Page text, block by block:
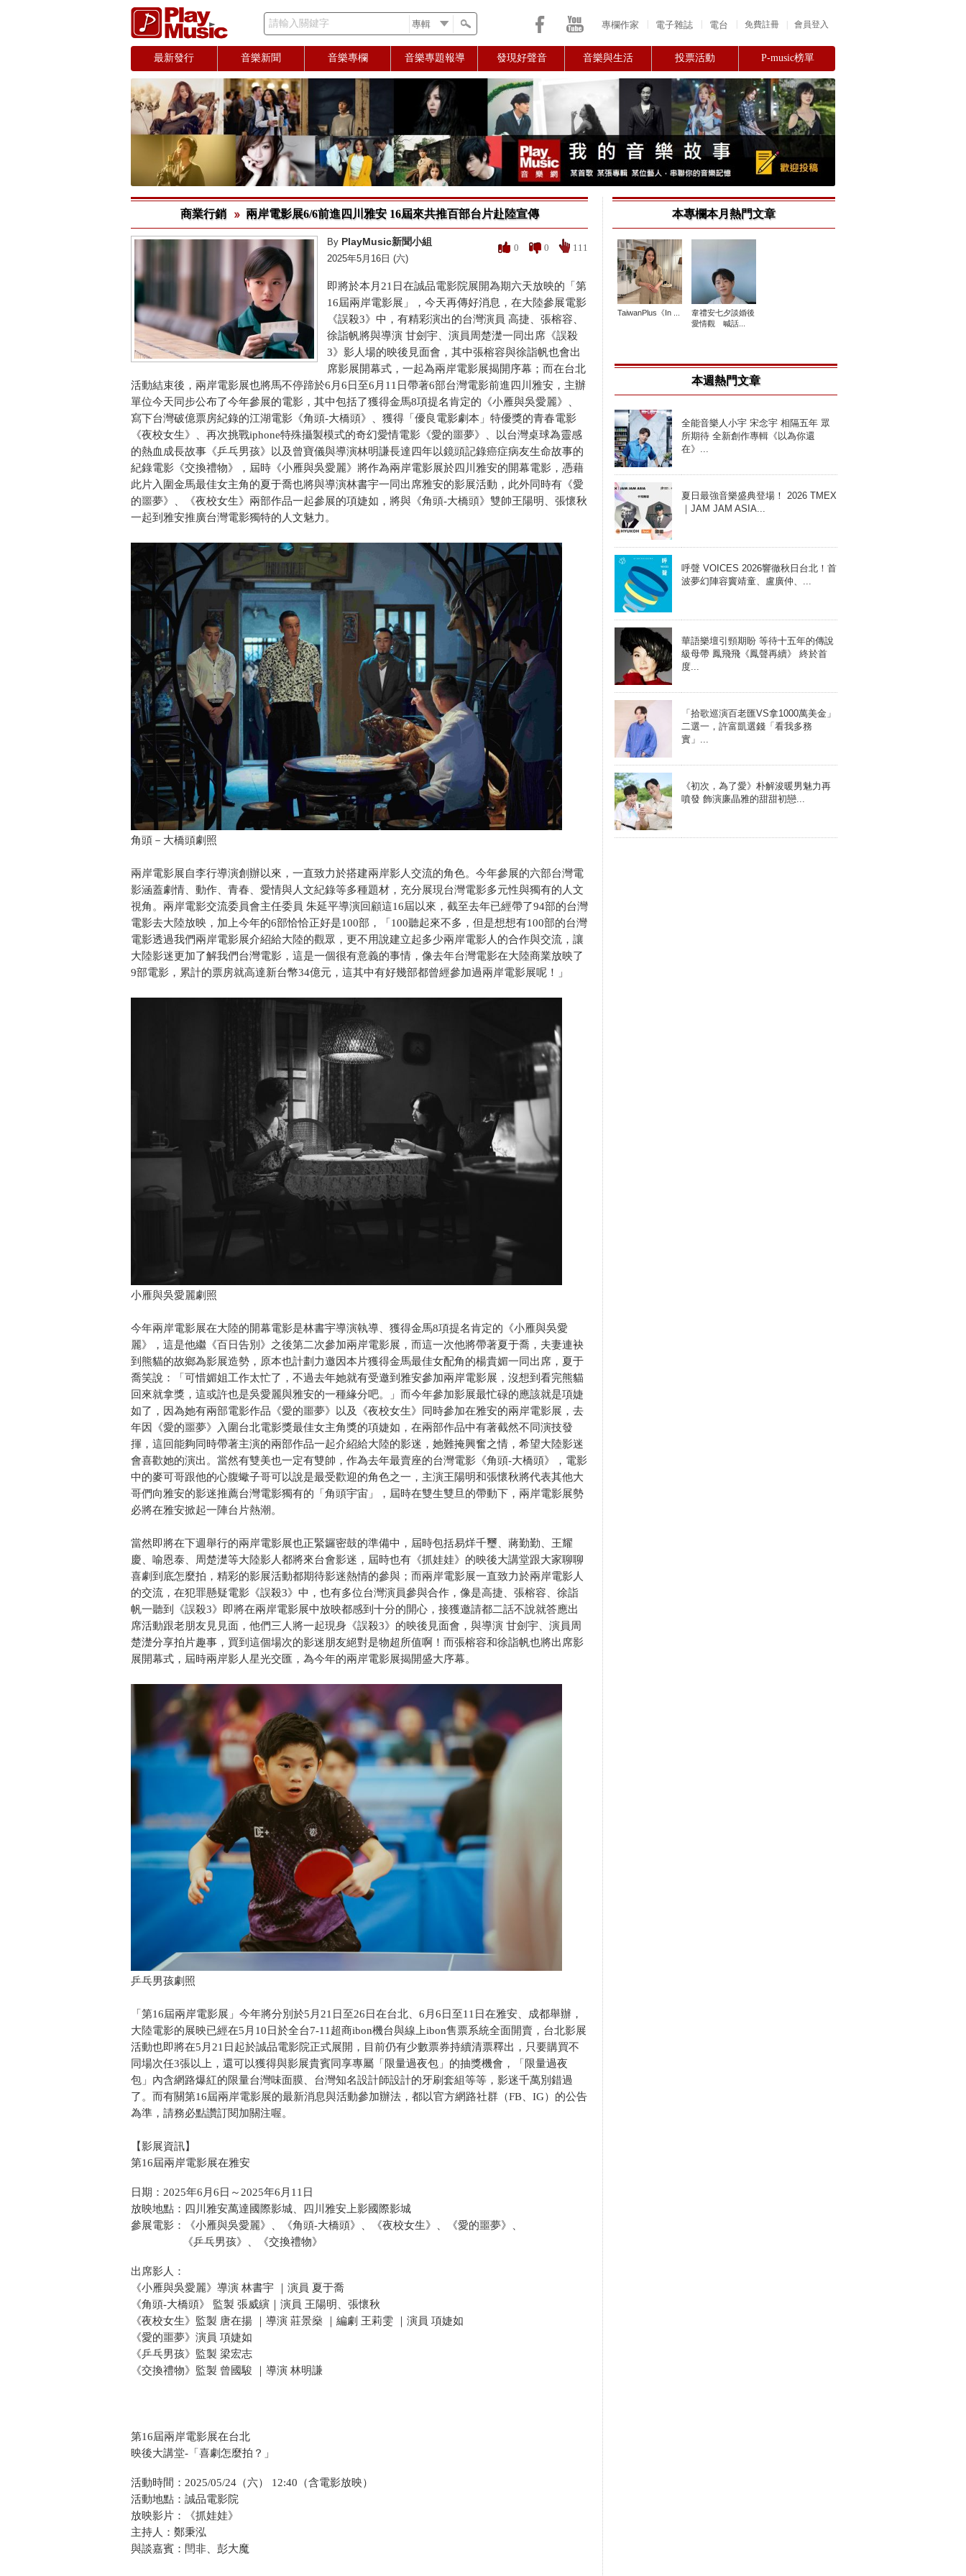
請輸入關鍵字 會員登入
免費註冊
專欄作家 電子雜誌 電台
最新發行 音樂新聞 音樂專欄 音樂專題報導 發現好聲音 音樂與生活 投票活動 P-music榜單
商業行銷 兩岸電影展6/6前進四川雅安 16屆來共推百部台片赴陸宣傳
0 0 111
By PlayMusic新聞小組
2025年5月16日 (六)
即將於本月21日在誠品電影院展開為期六天放映的「第
16屆兩岸電影展」，今天再傳好消息，在大陸參展電影
《誤殺3》中，有精彩演出的台灣演員 高捷、張榕容、
徐詣帆將與導演 甘劍宇、演員周楚濋一同出席《誤殺
3》影人場的映後見面會，其中張榕容與徐詣帆也會出
席影展開幕式，一起為兩岸電影展揭開序幕；而在台北
活動結束後，兩岸電影展也將馬不停蹄於6月6日至6月11日帶著6部台灣電影前進四川雅安，主辦
單位今天同步公布了今年參展的電影，其中包括了獲得金馬8項提名肯定的《小雁與吳愛麗》、
寫下台灣破億票房紀錄的江湖電影《角頭-大橋頭》、獲得「優良電影劇本」特優獎的青春電影
《夜校女生》、再次挑戰iphone特殊攝製模式的奇幻愛情電影《愛的噩夢》、以台灣桌球為靈感
的熱血成長故事《乒乓男孩》以及曾寶儀與導演林明謙長達四年以鏡頭記錄癌症病友生命故事的
紀錄電影《交換禮物》，屆時《小雁與吳愛麗》將作為兩岸電影展於四川雅安的開幕電影，憑藉
此片入圍金馬最佳女主角的夏于喬也將與導演林書宇一同出席雅安的影展活動，此外同時有《愛
的噩夢》、《夜校女生》兩部作品一起參展的項婕如，將與《角頭-大橋頭》雙帥王陽明、張懷秋
一起到雅安推廣台灣電影獨特的人文魅力。
角頭－大橋頭劇照
兩岸電影展自李行導演創辦以來，一直致力於搭建兩岸影人交流的角色。今年參展的六部台灣電
影涵蓋劇情、動作、青春、愛情與人文紀錄等多種題材，充分展現台灣電影多元性與獨有的人文
視角。兩岸電影交流委員會主任委員 朱延平導演回顧這16屆以來，截至去年已經帶了94部的台灣
電影去大陸放映，加上今年的6部恰恰正好是100部，「100聽起來不多，但是想想有100部的台灣
電影透過我們兩岸電影展介紹給大陸的觀眾，更不用說建立起多少兩岸電影人的合作與交流，讓
大陸影迷更加了解我們台灣電影，這是一個很有意義的事情，像去年台灣電影在大陸商業放映了
9部電影，累計的票房就高達新台幣34億元，這其中有好幾部都曾經參加過兩岸電影展呢！」
小雁與吳愛麗劇照
今年兩岸電影展在大陸的開幕電影是林書宇導演執導、獲得金馬8項提名肯定的《小雁與吳愛
麗》，這是他繼《百日告別》之後第二次參加兩岸電影展，而這一次他將帶著夏于喬，夫妻連袂
到熊貓的故鄉為影展造勢，原本也計劃力邀因本片獲得金馬最佳女配角的楊貴媚一同出席，夏于
喬笑說：「可惜媚姐工作太忙了，不過去年她就有受邀到雅安參加兩岸電影展，沒想到看完熊貓
回來就拿獎，這或許也是吳愛麗與雅安的一種緣分吧。」而今年參加影展最忙碌的應該就是項婕
如了，因為她有兩部電影作品《愛的噩夢》以及《夜校女生》同時參加在雅安的兩岸電影展，去
年因《愛的噩夢》入圍台北電影獎最佳女主角獎的項婕如，在兩部作品中有著截然不同演技發
揮，這回能夠同時帶著主演的兩部作品一起介紹給大陸的影迷，她難掩興奮之情，希望大陸影迷
會喜歡她的演出。當然有雙美也一定有雙帥，作為去年最賣座的台灣電影《角頭-大橋頭》，電影
中的麥可哥跟他的心腹蠍子哥可以說是最受歡迎的角色之一，主演王陽明和張懷秋將代表其他大
哥們向雅安的影迷推薦台灣電影獨有的「角頭宇宙」，屆時在雙生雙旦的帶動下，兩岸電影展勢
必將在雅安掀起一陣台片熱潮。
當然即將在下週舉行的兩岸電影展也正緊鑼密鼓的準備中，屆時包括易烊千璽、蔣勤勤、王耀
慶、喻恩泰、周楚濋等大陸影人都將來台會影迷，屆時也有《抓娃娃》的映後大講堂跟大家聊聊
喜劇到底怎麼拍，精彩的影展活動都期待影迷熱情的參與；而兩岸電影展一直致力於兩岸電影人
的交流，在犯罪懸疑電影《誤殺3》中，也有多位台灣演員參與合作，像是高捷、張榕容、徐詣
帆一聽到《誤殺3》即將在兩岸電影展中放映都感到十分的開心，接獲邀請都二話不說就答應出
席活動跟老朋友見見面，他們三人將一起現身《誤殺3》的映後見面會，與導演 甘劍宇、演員周
楚濋分享拍片趣事，買到這個場次的影迷朋友絕對是物超所值啊！而張榕容和徐詣帆也將出席影
展開幕式，屆時兩岸影人星光交匯，為今年的兩岸電影展揭開盛大序幕。
乒乓男孩劇照
「第16屆兩岸電影展」今年將分別於5月21日至26日在台北、6月6日至11日在雅安、成都舉辦，
大陸電影的展映已經在5月10日於全台7-11超商ibon機台與線上ibon售票系統全面開賣，台北影展
活動也即將在5月21日起於誠品電影院正式展開，目前仍有少數票券持續清票釋出，只要購買不
同場次任3張以上，還可以獲得與影展貴賓同享專屬「限量過夜包」的抽獎機會，「限量過夜
包」內含網路爆紅的限量台灣味面膜、台灣知名設計師設計的牙刷套組等等，影迷千萬別錯過
了。而有關第16屆兩岸電影展的最新消息與活動參加辦法，都以官方網路社群（FB、IG）的公告
為準，請務必點讚訂閱加關注喔。
【影展資訊】
第16屆兩岸電影展在雅安
日期：2025年6月6日～2025年6月11日
放映地點：四川雅安萬達國際影城、四川雅安上影國際影城
參展電影：《小雁與吳愛麗》、《角頭-大橋頭》、《夜校女生》、《愛的噩夢》、
《乒乓男孩》、《交換禮物》
出席影人：
《小雁與吳愛麗》導演 林書宇 ｜演員 夏于喬
《角頭-大橋頭》 監製 張威縯｜演員 王陽明、張懷秋
《夜校女生》監製 唐在揚 ｜導演 莊景燊 ｜編劇 王莉雯 ｜演員 項婕如
《愛的噩夢》演員 項婕如
《乒乓男孩》監製 梁宏志
《交換禮物》監製 曾國駿 ｜導演 林明謙
第16屆兩岸電影展在台北
映後大講堂-「喜劇怎麼拍？」
活動時間：2025/05/24（六） 12:40（含電影放映）
活動地點：誠品電影院
放映影片：《抓娃娃》
主持人：鄭秉泓
與談嘉賓：閆非、彭大魔
本專欄本月熱門文章
TaiwanPlus《In ...
韋禮安七夕談婚後
愛情觀 喊話...
本週熱門文章
全能音樂人小宇 宋念宇 相隔五年 眾
所期待 全新創作專輯《以為你還
在》...
夏日最強音樂盛典登場！ 2026 TMEX
｜JAM JAM ASIA...
呼聲 VOICES 2026響徹秋日台北！首
波夢幻陣容竇靖童、盧廣仲、...
華語樂壇引頸期盼 等待十五年的傳說
級母帶 鳳飛飛《鳳聲再續》 終於首
度...
「拾歌巡演百老匯VS拿1000萬美金」
二選一，許富凱選錢「看我多務
實」...
《初次，為了愛》朴解浚暖男魅力再
噴發 飾演廉晶雅的甜甜初戀...